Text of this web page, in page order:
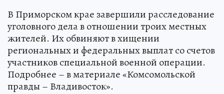
В Приморском крае завершили расследование
уголовного дела в отношении троих местных
жителей. Их обвиняют в хищении
региональных и федеральных выплат со счетов
участников специальной военной операции.
Подробнее – в материале «Комсомольской
правды – Владивосток».